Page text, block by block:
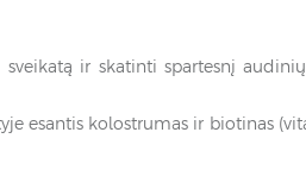
ir skatinti spartesnį
esantis kolostrumas ir biotinas